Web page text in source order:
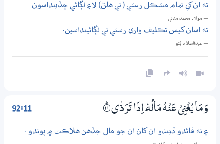
ته ان کي تمام مشڪل رستي (تي هلڻ) لاءِ لڳائي ڇڏينداسون
— مولانا محمد مدني
ته اسان کيس تڪليف واري رستي تي لڳائينداسين.
— عبدالسلام ڀُٽو
92:11 وَمَا يُغْنِيْ عَنْهُ مَالُهٗ ٓ اِذَا تَرَدّٰى ۝ۭ11
۽ نه فائدو ڏيندو ان کان ان جو مال جڏهن هلاڪت ۾ پوندو .